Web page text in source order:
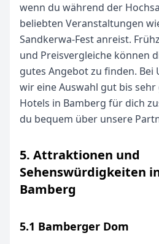
wenn du während der
beliebten Veranstaltungen
Sandkerwa-Fest anreist.
und Preisvergleiche können
gutes Angebot zu finden.
wir eine Auswahl gut bis
Hotels in Bamberg für dich
du bequem über unsere
5. Attraktionen und
Sehenswürdigkeiten
Bamberg
5.1 Bamberger Dom